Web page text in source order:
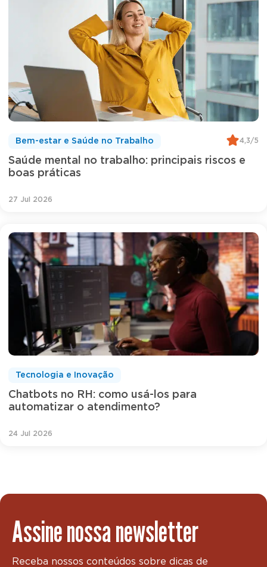
Saúde mental no trabalho: principais riscos e
boas práticas
Bem-estar e Saúde no Trabalho 4,3/5
27 Jul 2026
Chatbots no RH: como usá-los para
automatizar o atendimento?
Tecnologia e Inovação
24 Jul 2026
Assine nossa newsletter
Receba nossos conteúdos sobre dicas de